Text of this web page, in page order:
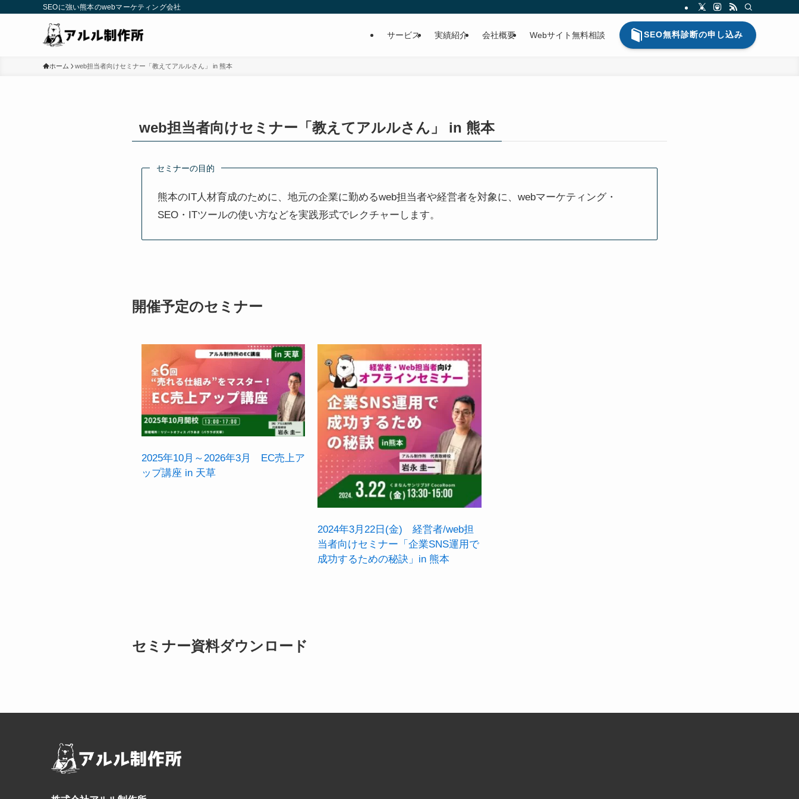
SEOに強い熊本のwebマーケティング会社
サービス 実績紹介 会社概要 Webサイト無料相談 SEO無料診断の申し込み
ホーム web担当者向けセミナー「教えてアルルさん」 in 熊本
web担当者向けセミナー「教えてアルルさん」 in 熊本
セミナーの目的
熊本のIT人材育成のために、地元の企業に勤めるweb担当者や経営者を対象に、webマーケティング・
SEO・ITツールの使い方などを実践形式でレクチャーします。
開催予定のセミナー
2025年10月～2026年3月 EC売上ア
ップ講座 in 天草
2024年3月22日(金) 経営者/web担
当者向けセミナー「企業SNS運用で
成功するための秘訣」in 熊本
セミナー資料ダウンロード